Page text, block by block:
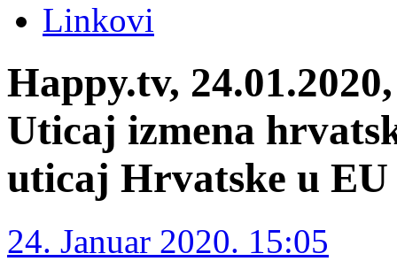
Linkovi
Happy.tv,
Uticaj izmena
uticaj Hrvatske u
24. Januar 2020. 15:05